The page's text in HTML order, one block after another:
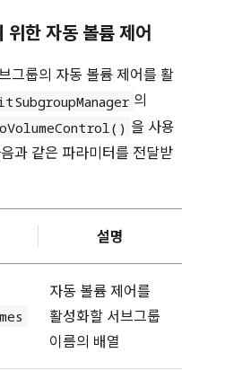
위한 자동 볼륨 제어
그룹의 자동 볼륨 제어를 활
의
을 사용
과 같은 파라미터를 전달받
설명
자동 볼륨 제어를
활성화할 서브그룹
이름의 배열